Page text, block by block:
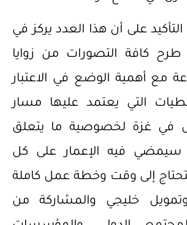
على أن هذا العدد يركز في
كافة التصورات من زوايا
مع أهمية الوضع في الاعتبار
التي يعتمد عليها مسار
في غزة لخصوصية ما يتعلق
سيمضي فيه الإعمار على كل
إلى وقت وخطة عمل كاملة
خليجي والمشاركة من